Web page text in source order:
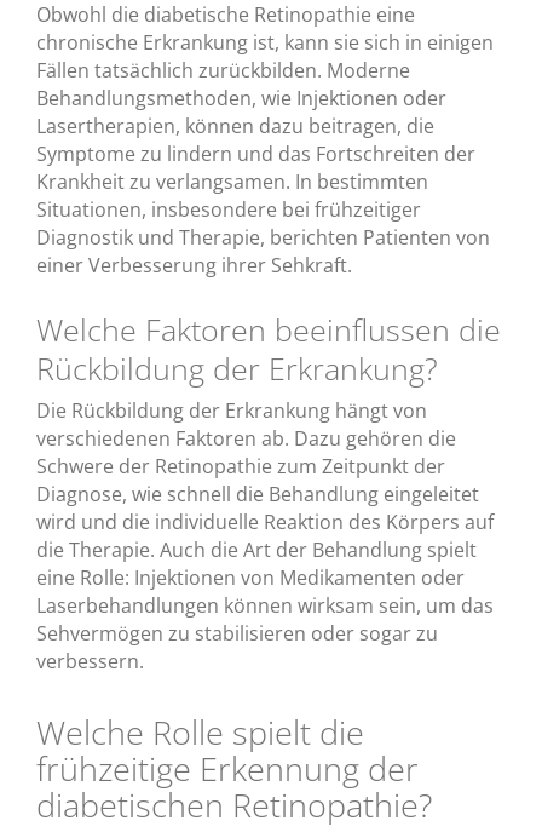
Obwohl die diabetische Retinopathie eine
chronische Erkrankung ist, kann sie sich in einigen
Fällen tatsächlich zurückbilden. Moderne
Behandlungsmethoden, wie Injektionen oder
Lasertherapien, können dazu beitragen, die
Symptome zu lindern und das Fortschreiten der
Krankheit zu verlangsamen. In bestimmten
Situationen, insbesondere bei frühzeitiger
Diagnostik und Therapie, berichten Patienten von
einer Verbesserung ihrer Sehkraft.
Welche Faktoren beeinflussen die
Rückbildung der Erkrankung?
Die Rückbildung der Erkrankung hängt von
verschiedenen Faktoren ab. Dazu gehören die
Schwere der Retinopathie zum Zeitpunkt der
Diagnose, wie schnell die Behandlung eingeleitet
wird und die individuelle Reaktion des Körpers auf
die Therapie. Auch die Art der Behandlung spielt
eine Rolle: Injektionen von Medikamenten oder
Laserbehandlungen können wirksam sein, um das
Sehvermögen zu stabilisieren oder sogar zu
verbessern.
Welche Rolle spielt die
frühzeitige Erkennung der
diabetischen Retinopathie?